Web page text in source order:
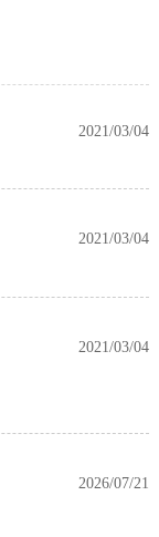
2021/03/04
2021/03/04
2021/03/04
2026/07/21